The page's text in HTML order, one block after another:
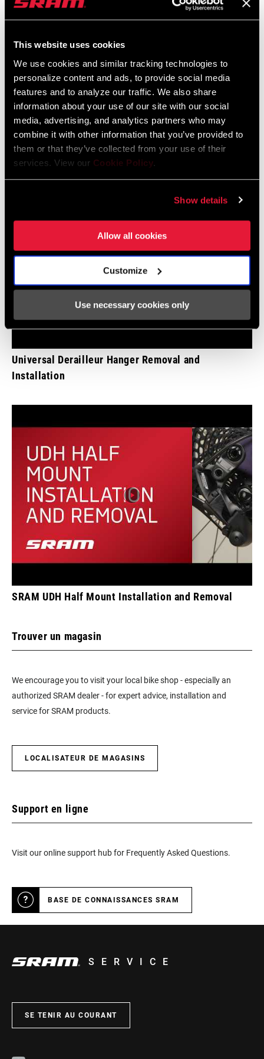
This website uses cookies
We use cookies and similar tracking technologies to
personalize content and ads, to provide social media
features and to analyze our traffic. We also share
information about your use of our site with our social
media, advertising, and analytics partners who may
combine it with other information that you’ve provided to
them or that they’ve collected from your use of their
services. View our Cookie Policy.
Show details
Allow all cookies
Customize
Use necessary cookies only
2024 Road Frame Fit Specifications
10 MB
Vidéos
Afficher toutes les langues disponibles
Universal Derailleur Hanger Removal and
Installation
SRAM UDH Half Mount Installation and Removal
Trouver un magasin
We encourage you to visit your local bike shop - especially an
authorized SRAM dealer - for expert advice, installation and
service for SRAM products.
LOCALISATEUR DE MAGASINS
Support en ligne
Visit our online support hub for Frequently Asked Questions.
BASE DE CONNAISSANCES SRAM
SERVICE
SE TENIR AU COURANT